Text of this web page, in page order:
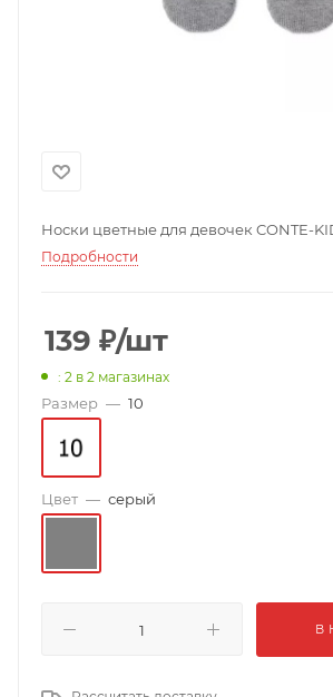
Носки цветные для девочек CONTE-
Подробности
139 ₽/шт
: 2 в 2 магазинах
Размер — 10
Цвет — серый
В